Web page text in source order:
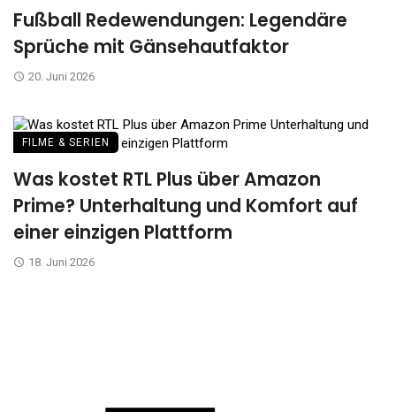
Fußball Redewendungen: Legendäre
Sprüche mit Gänsehautfaktor
20. Juni 2026
FILME & SERIEN
Was kostet RTL Plus über Amazon
Prime? Unterhaltung und Komfort auf
einer einzigen Plattform
18. Juni 2026